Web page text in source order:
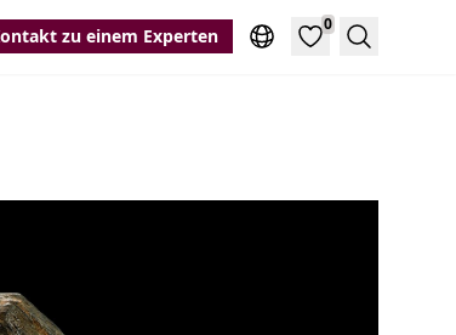
zu einem Experten
0
Suche